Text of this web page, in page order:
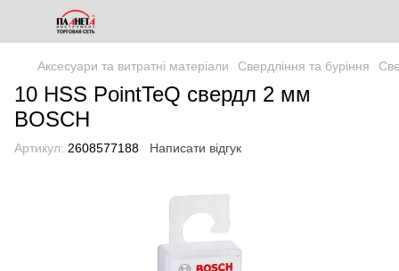
Аксесуари та витратні матеріали Свердління та буріння
10 HSS PointTeQ свердл 2 мм
BOSCH
Артикул: 2608577188 Написати відгук